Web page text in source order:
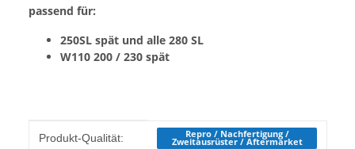
passend für:
250SL spät und alle 280 SL
W110 200 / 230 spät
Produkteigenschaft
Wert
Produkt-Qualität: Repro / Nachfertigung /
Zweitausrüster / Aftermarket